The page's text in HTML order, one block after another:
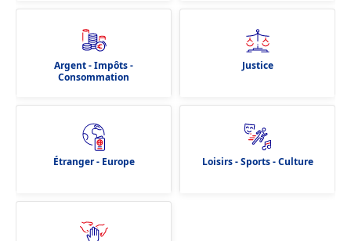
Argent - Impôts -
Consommation
Justice
Étranger - Europe Loisirs - Sports - Culture